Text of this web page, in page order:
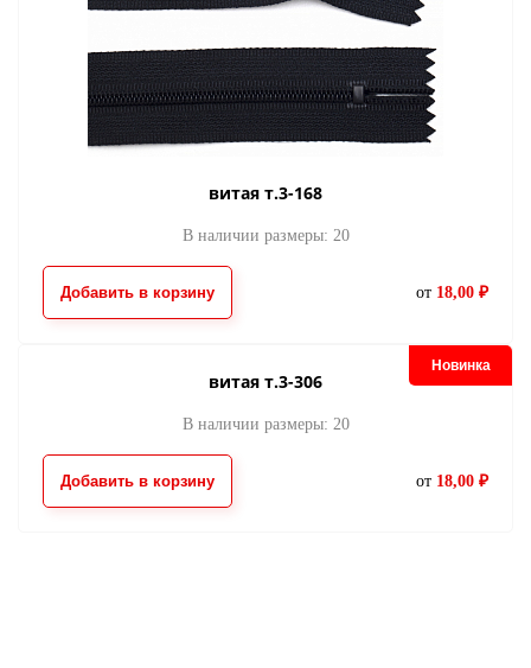
витая т.3-168
В наличии размеры: 20
Добавить в корзину от 18,00 ₽
Новинка
витая т.3-306
В наличии размеры: 20
Добавить в корзину от 18,00 ₽